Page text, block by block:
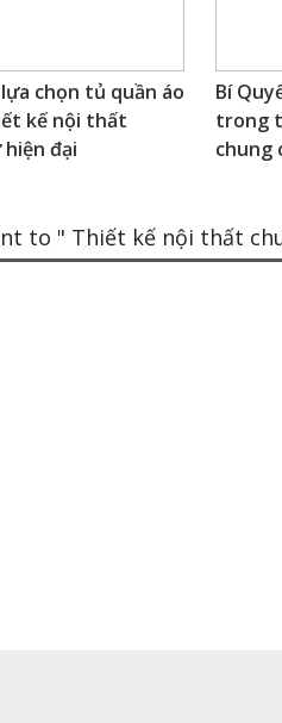
chọn tủ quần áo
kế nội thất
đại
Bí
trong
chung
to " Thiết kế nội thất